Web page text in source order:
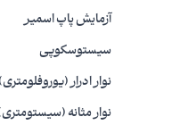
آزمایش پاپ اسمیر
سیستوسکوپی
نوار ادرار
نوار مثانه
زنان، علائم در دوران
در سایر زنان ، علائم ممکن
علائم آتروفی واژن می